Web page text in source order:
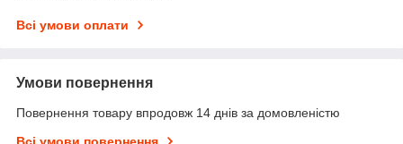
Всі умови оплати
Умови повернення
Повернення товару впродовж 14 днів за домовленістю
Всі умови повернення